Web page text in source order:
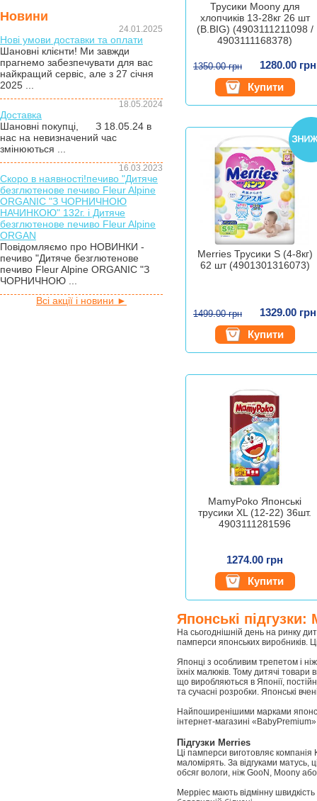
Новини
24.01.2025
Нові умови доставки та оплати
Шановні клієнти! Ми завжди
прагнемо забезпечувати для вас
найкращий сервіс, але з 27 січня
2025 ...
18.05.2024
Доставка
Шановні покупці, З 18.05.24 в
нас на невизначений час
змінюються ...
16.03.2023
Скоро в наявності!печиво "Дитяче
безглютенове печиво Fleur Alpine
ORGANIC "З ЧОРНИЧНОЮ
НАЧИНКОЮ" 132г. і Дитяче
безглютенове печиво Fleur Alpine
ORGAN
Повідомляємо про НОВИНКИ -
печиво "Дитяче безглютенове
печиво Fleur Alpine ORGANIC "З
ЧОРНИЧНОЮ ...
Всі акції і новини ►
Трусики Moony для
хлопчиків 13-28кг 26 шт
(B.BIG) (4903111211098 /
4903111168378)
1350.00 грн
1280.00 грн
Купити
Merries Трусики S (4-8кг)
62 шт (4901301316073)
1499.00 грн
1329.00 грн
Купити
MamyPoko Японські
трусики XL (12-22) 36шт.
4903111281596
1274.00 грн
Купити
Японські
На сьогоднішній день на ринку
памперси японських виробників.
Японці з особливим трепетом і
їхніх малюків. Тому дитячі
що виробляються в Японії,
та сучасні розробки. Японські
Найпоширенішими марками
інтернет-магазині
Підгузки Merries
Ці памперси виготовляє
маломірять. За відгуками
обсяг вологи, ніж GooN, Moony
Мерріес мають відмінну